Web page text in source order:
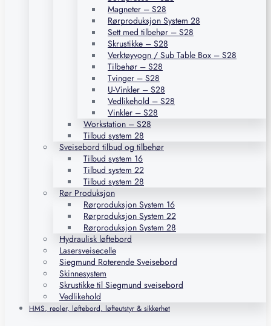
Magneter – S28
Rørproduksjon System 28
Sett med tilbehør – S28
Skrustikke – S28
Verktøyvogn / Sub Table Box – S28
Tilbehør – S28
Tvinger – S28
U-Vinkler – S28
Vedlikehold – S28
Vinkler – S28
Workstation – S28
Tilbud system 28
Sveisebord tilbud og tilbehør
Tilbud system 16
Tilbud system 22
Tilbud system 28
Rør Produksjon
Rørproduksjon System 16
Rørproduksjon System 22
Rørproduksjon System 28
Hydraulisk løftebord
Lasersveisecelle
Siegmund Roterende Sveisebord
Skinnesystem
Skrustikke til Siegmund sveisebord
Vedlikehold
HMS, reoler, løftebord, løfteutstyr & sikkerhet